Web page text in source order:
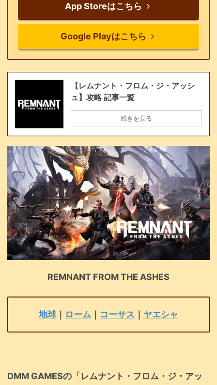
App Storeはこちら
Google Playはこちら
【レムナント・フロム・ジ・アッシ
ュ】攻略 記事一覧
続きを見る
REMNANT FROM THE ASHES
地球｜ ローム コーサス ヤエシャ
DMM GAMESの「レムナント・フロム・ジ・アッ